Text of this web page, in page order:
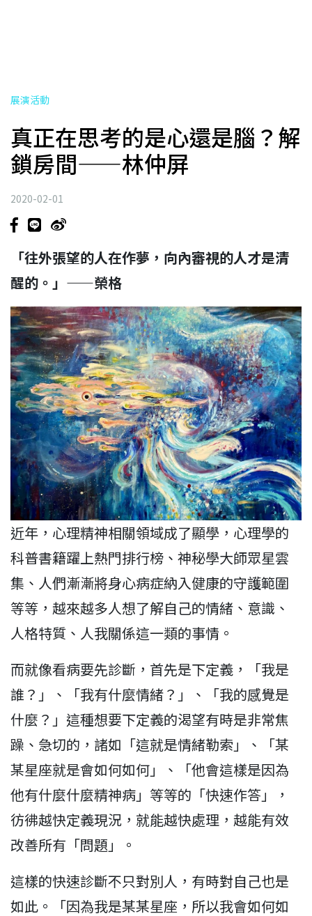
展演活動
真正在思考的是心還是腦？解
鎖房間——林仲屏
2020-02-01
「往外張望的人在作夢，向內審視的人才是清
醒的。」——榮格
近年，心理精神相關領域成了顯學，心理學的
科普書籍躍上熱門排行榜、神秘學大師眾星雲
集、人們漸漸將身心病症納入健康的守護範圍
等等，越來越多人想了解自己的情緒、意識、
人格特質、人我關係這一類的事情。
而就像看病要先診斷，首先是下定義，「我是
誰？」、「我有什麼情緒？」、「我的感覺是
什麼？」這種想要下定義的渴望有時是非常焦
躁、急切的，諸如「這就是情緒勒索」、「某
某星座就是會如何如何」、「他會這樣是因為
他有什麼什麼精神病」等等的「快速作答」，
彷彿越快定義現況，就能越快處理，越能有效
改善所有「問題」。
這樣的快速診斷不只對別人，有時對自己也是
如此。「因為我是某某星座，所以我會如何如